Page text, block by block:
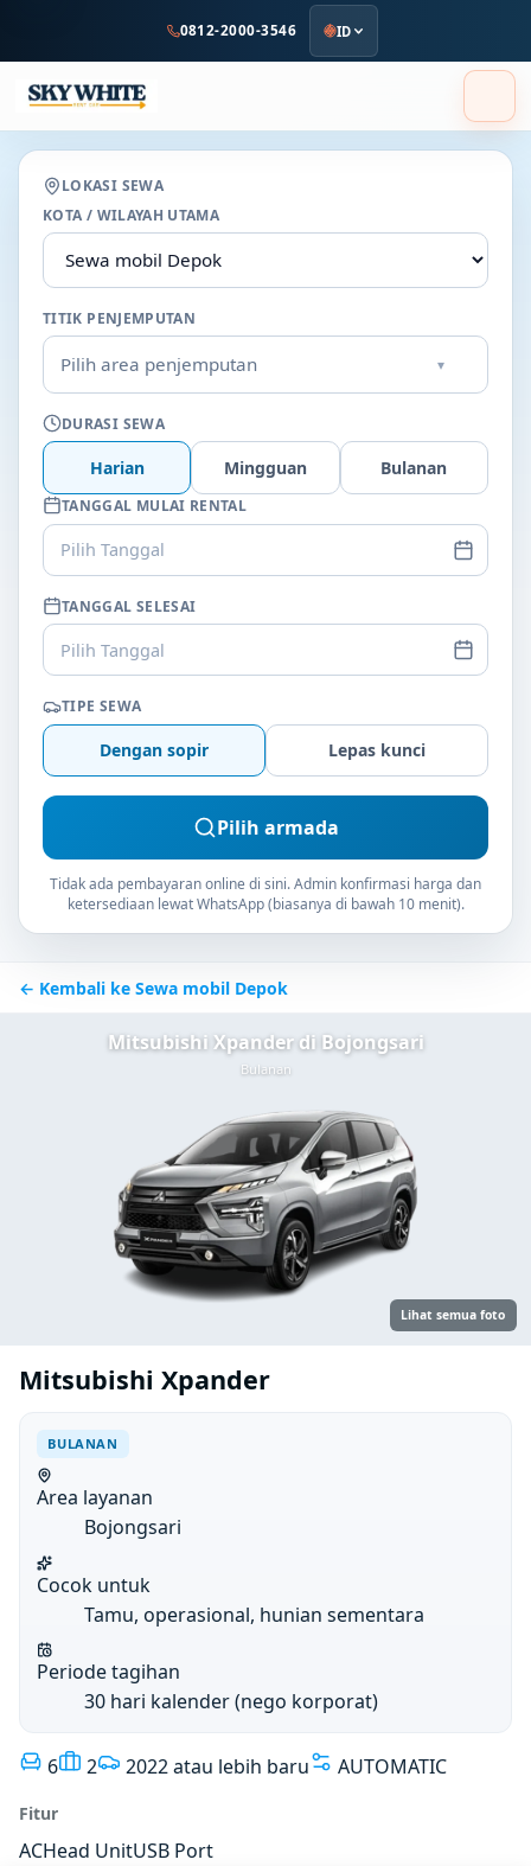
utama
0812-2000-3546 ID
LOKASI SEWA
KOTA / WILAYAH UTAMA
TITIK PENJEMPUTAN
Pilih area penjemputan ▾
DURASI SEWA
Harian Mingguan Bulanan
TANGGAL MULAI RENTAL
Pilih Tanggal
TANGGAL SELESAI
Pilih Tanggal
TIPE SEWA
Dengan sopir Lepas kunci
Pilih armada
Tidak ada pembayaran online di sini. Admin konfirmasi harga dan
ketersediaan lewat WhatsApp (biasanya di bawah 10 menit).
← Kembali ke Sewa mobil Depok
Mitsubishi Xpander di Bojongsari
Bulanan
Lihat semua foto
Mitsubishi Xpander
BULANAN
Area layanan
Bojongsari
Cocok untuk
Tamu, operasional, hunian sementara
Periode tagihan
30 hari kalender (nego korporat)
6 2 2022 atau lebih baru AUTOMATIC
Fitur
ACHead UnitUSB Port